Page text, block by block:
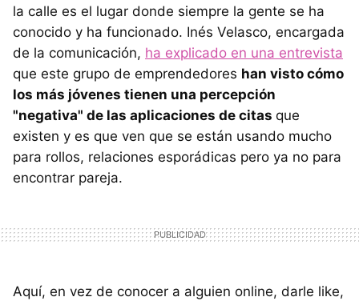
la calle es el lugar donde siempre la gente se ha
conocido y ha funcionado. Inés Velasco, encargada
de la comunicación, ha explicado en una entrevista
que este grupo de emprendedores han visto cómo
los más jóvenes tienen una percepción
"negativa" de las aplicaciones de citas que
existen y es que ven que se están usando mucho
para rollos, relaciones esporádicas pero ya no para
encontrar pareja.
Aquí, en vez de conocer a alguien online, darle like,